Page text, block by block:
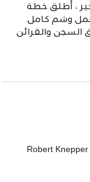
، أطلق خطة
وشم كامل
والقرائن
Robert Knepper